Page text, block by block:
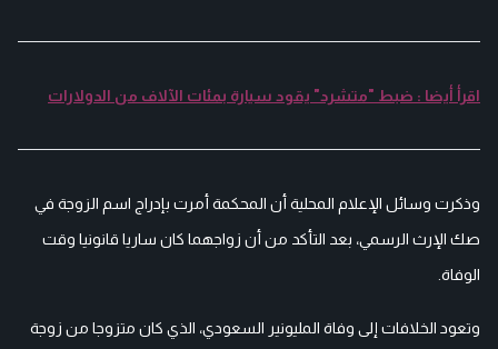
اقرأ أيضا : ضبط "متشرد" يقود سيارة بمئات الآلاف من الدولارات
وذكرت وسائل الإعلام المحلية أن المحكمة أمرت بإدراج اسم الزوجة في
صك الإرث الرسمي، بعد التأكد من أن زواجهما كان ساريا قانونيا وقت
الوفاة.
وتعود الخلافات إلى وفاة المليونير السعودي، الذي كان متزوجا من زوجة